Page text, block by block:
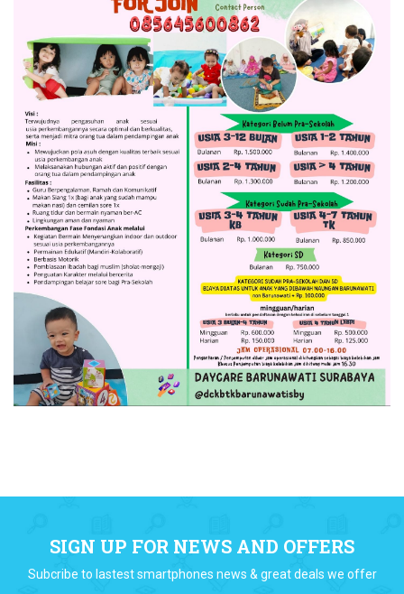
SIGN UP FOR NEWS AND OFFERS
Subcribe to lastest smartphones news & great deals we offer